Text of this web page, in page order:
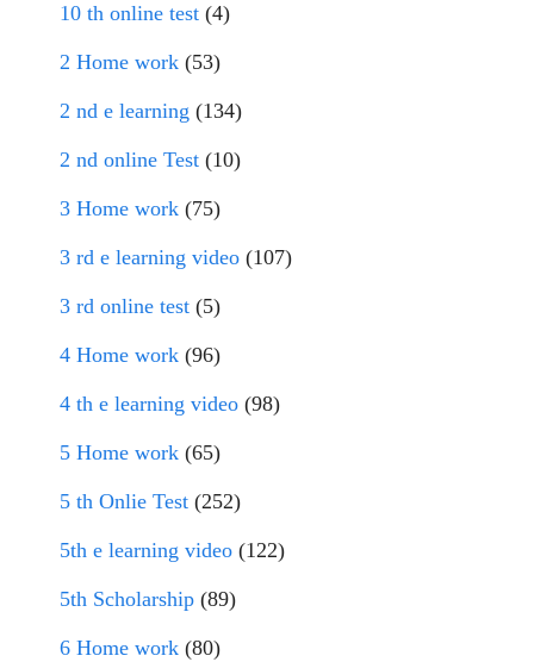
10 th online test (4)
2 Home work (53)
2 nd e learning (134)
2 nd online Test (10)
3 Home work (75)
3 rd e learning video (107)
3 rd online test (5)
4 Home work (96)
4 th e learning video (98)
5 Home work (65)
5 th Onlie Test (252)
5th e learning video (122)
5th Scholarship (89)
6 Home work (80)